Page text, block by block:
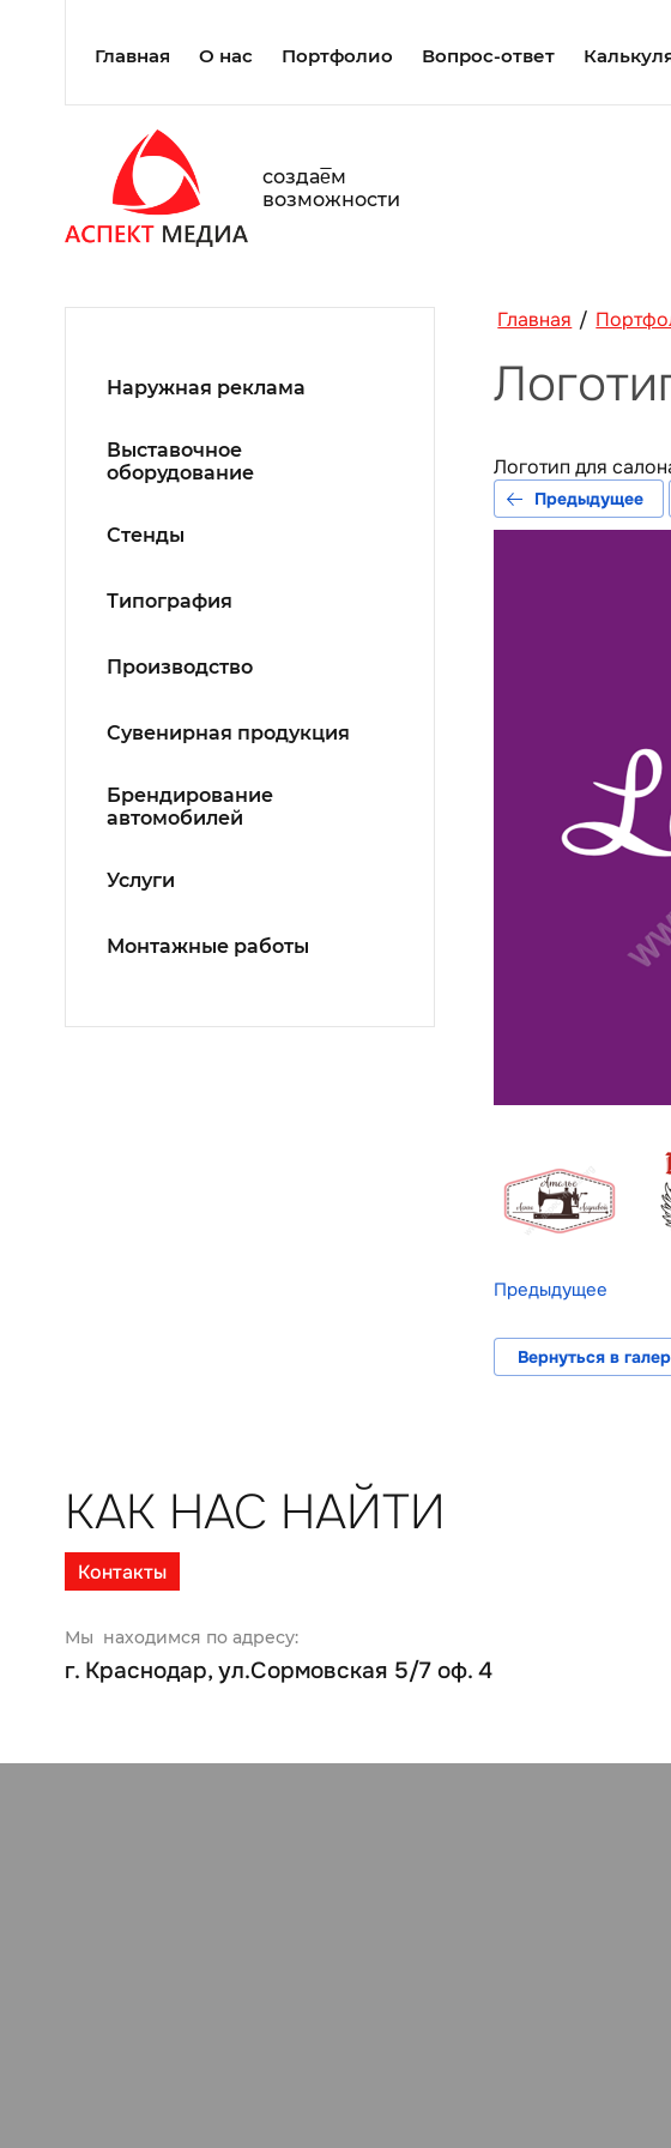
Главная О нас Портфолио Вопрос-ответ
создаe̅м
возможности
Наружная реклама
Выставочное
оборудование
Стенды
Типография
Производство
Сувенирная продукция
Брендирование
автомобилей
Услуги
Монтажные работы
Главная /
Логотип для
Предыдущее
Предыдущее
Вернуться в
КАК НАС НАЙТИ
Контакты
Мы находимся по адресу:
г. Краснодар, ул.Сормовская 5/7 оф. 4